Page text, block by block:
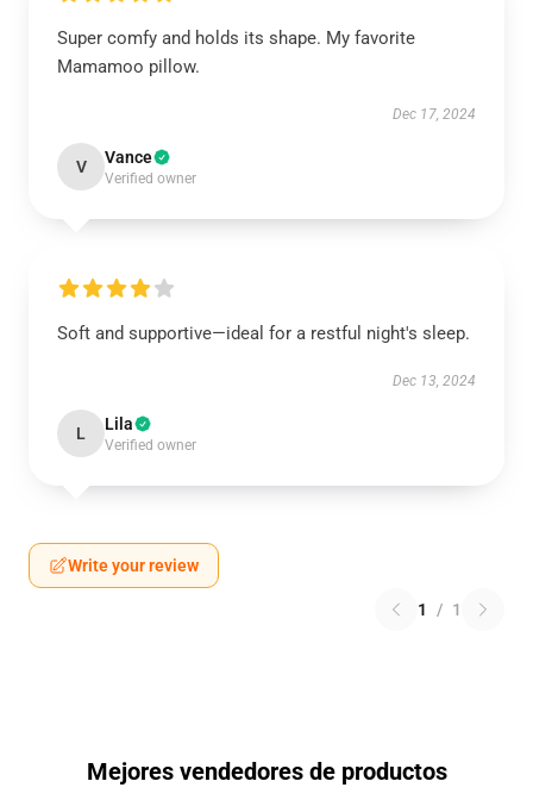
Super comfy and holds its shape. My favorite
Mamamoo pillow.
Dec 17, 2024
V Vance
Verified owner
Soft and supportive—ideal for a restful night's sleep.
Dec 13, 2024
L Lila
Verified owner
Write your review
1 / 1
Mejores vendedores de productos